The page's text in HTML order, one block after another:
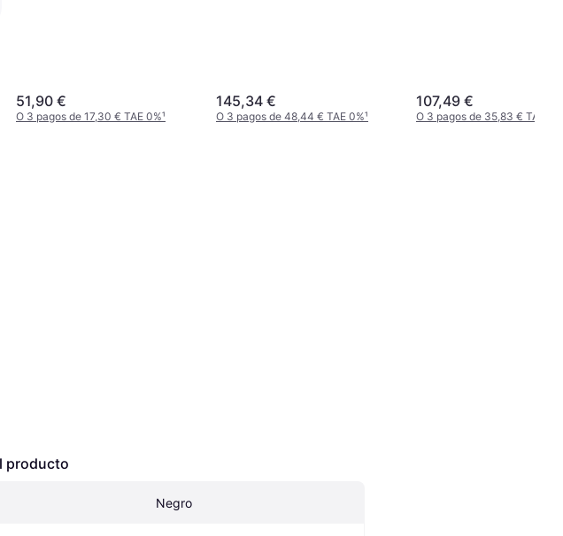
51,90 €
O 3 pagos de 17,30 € TAE 0%¹
145,34 €
O 3 pagos de 48,44 € TAE 0%¹
107,49 €
O 3 pagos de 35,83 € TAE 0%
producto
Negro